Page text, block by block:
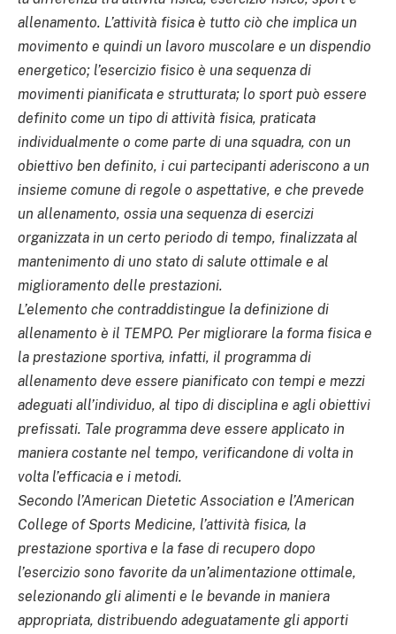
allenamento. L’attività fisica è tutto ciò che implica un
movimento e quindi un lavoro muscolare e un dispendio
energetico; l’esercizio fisico è una sequenza di
movimenti pianificata e strutturata; lo sport può essere
definito come un tipo di attività fisica, praticata
individualmente o come parte di una squadra, con un
obiettivo ben definito, i cui partecipanti aderiscono a un
insieme comune di regole o aspettative, e che prevede
un allenamento, ossia una sequenza di esercizi
organizzata in un certo periodo di tempo, finalizzata al
mantenimento di uno stato di salute ottimale e al
miglioramento delle prestazioni.
L’elemento che contraddistingue la definizione di
allenamento è il TEMPO. Per migliorare la forma fisica e
la prestazione sportiva, infatti, il programma di
allenamento deve essere pianificato con tempi e mezzi
adeguati all’individuo, al tipo di disciplina e agli obiettivi
prefissati. Tale programma deve essere applicato in
maniera costante nel tempo, verificandone di volta in
volta l’efficacia e i metodi.
Secondo l’American Dietetic Association e l’American
College of Sports Medicine, l’attività fisica, la
prestazione sportiva e la fase di recupero dopo
l’esercizio sono favorite da un’alimentazione ottimale,
selezionando gli alimenti e le bevande in maniera
appropriata, distribuendo adeguatamente gli apporti